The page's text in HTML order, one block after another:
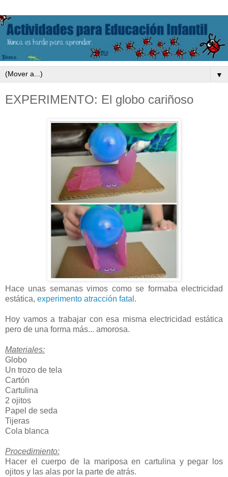
▼
EXPERIMENTO: El globo cariñoso
Hace unas semanas vimos como se formaba electricidad
estática, experimento atracción fatal .
Hoy vamos a trabajar con esa misma electricidad estática
pero de una forma más... amorosa.
Materiales:
Globo
Un trozo de tela
Cartón
Cartulina
2 ojitos
Papel de seda
Tijeras
Cola blanca
Procedimiento:
Hacer el cuerpo de la mariposa en cartulina y pegar los
ojitos y las alas por la parte de atrás.